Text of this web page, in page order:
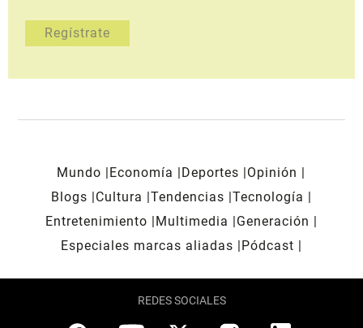
Mundo Economía Deportes
Opinión
Blogs
Cultura Tendencias Tecnología
Entretenimiento
Multimedia
Generación
Especiales marcas aliadas
Pódcast
REDES SOCIALES